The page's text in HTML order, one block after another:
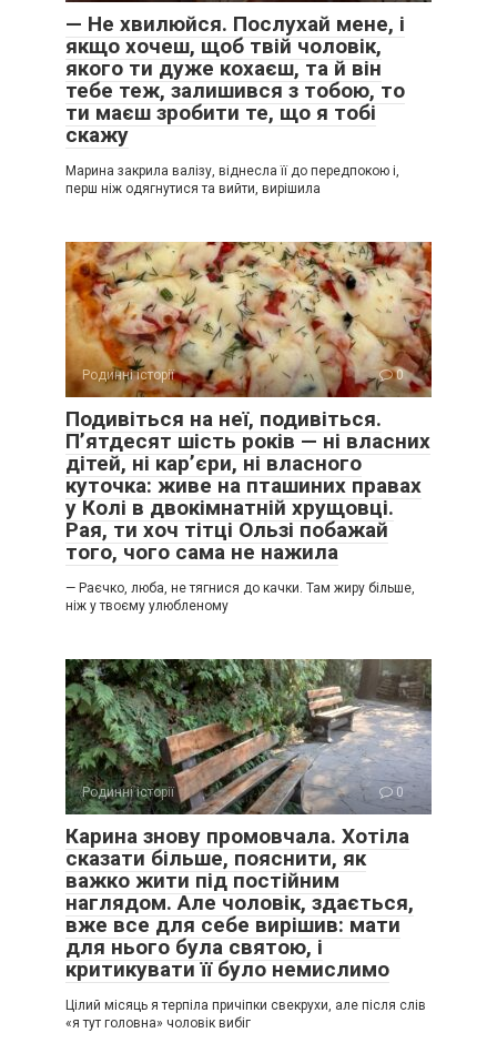
— Не хвилюйся. Послухай мене, і
якщо хочеш, щоб твій чоловік,
якого ти дуже кохаєш, та й він
тебе теж, залишився з тобою, то
ти маєш зробити те, що я тобі
скажу
Марина закрила валізу, віднесла її до передпокою і,
перш ніж одягнутися та вийти, вирішила
Родинні історії 0
Подивіться на неї, подивіться.
П’ятдесят шість років — ні власних
дітей, ні кар’єри, ні власного
куточка: живе на пташиних правах
у Колі в двокімнатній хрущовці.
Рая, ти хоч тітці Ользі побажай
того, чого сама не нажила
— Раєчко, люба, не тягнися до качки. Там жиру більше,
ніж у твоєму улюбленому
Родинні історії 0
Карина знову промовчала. Хотіла
сказати більше, пояснити, як
важко жити під постійним
наглядом. Але чоловік, здається,
вже все для себе вирішив: мати
для нього була святою, і
критикувати її було немислимо
Цілий місяць я терпіла причіпки свекрухи, але після слів
«я тут головна» чоловік вибіг